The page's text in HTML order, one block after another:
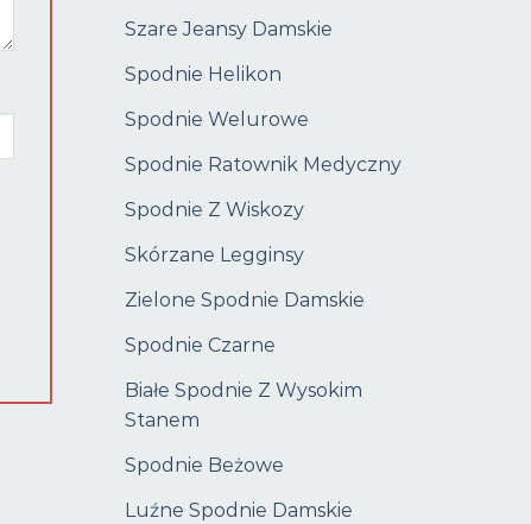
Szare Jeansy Damskie
Spodnie Helikon
Spodnie Welurowe
Spodnie Ratownik Medyczny
Spodnie Z Wiskozy
Skórzane Legginsy
Zielone Spodnie Damskie
Spodnie Czarne
Białe Spodnie Z Wysokim
Stanem
Spodnie Beżowe
Luźne Spodnie Damskie